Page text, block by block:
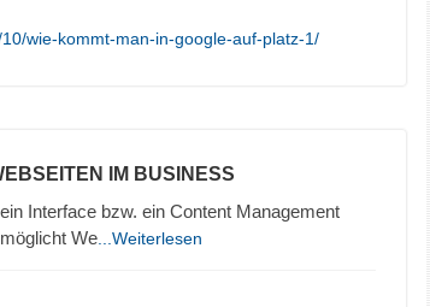
wie-kommt-man-in-google-auf-platz-1/
IM BUSINESS
Interface bzw. ein Content Management
We ...Weiterlesen